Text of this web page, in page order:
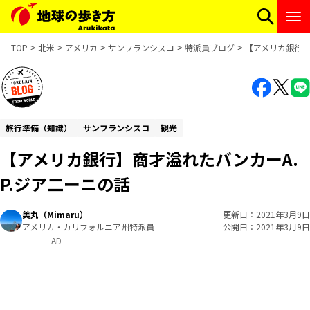
TOP 北米 アメリカ サンフランシスコ 特派員ブログ 【アメリカ銀行
旅行準備（知識） サンフランシスコ 観光
【アメリカ銀行】商才溢れたバンカーA.
P.ジア二ーニの話
美丸（Mimaru）
アメリカ・カリフォルニア州特派員
更新日
2021年3月9日
公開日
2021年3月9日
AD